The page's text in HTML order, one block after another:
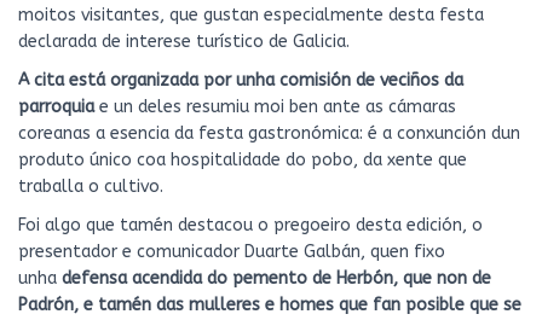
moitos visitantes, que gustan especialmente desta festa
declarada de interese turístico de Galicia.
A cita está organizada por unha comisión de veciños da
parroquiae un deles resumiu moi ben ante as cámaras
coreanas a esencia da festa gastronómica: é a conxunción dun
produto único coa hospitalidade do pobo, da xente que
traballa o cultivo.
Foi algo que tamén destacou o pregoeiro desta edición, o
presentador e comunicador Duarte Galbán, quen fixo
unha defensa acendida do pemento de Herbón, que non de
Padrón, e tamén das mulleres e homes que fan posible que se